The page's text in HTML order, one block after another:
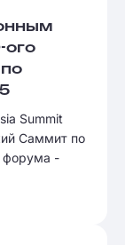
ого
Summit
Саммит по
форума -